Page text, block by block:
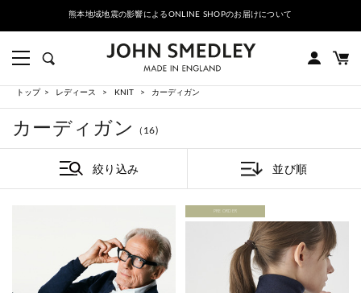
熊本地域地震の影響によるONLINE SHOPのお届けについて
トップ レディース KNIT カーディガン
カーディガン （16)
絞り込み 並び順
PRE ORDER